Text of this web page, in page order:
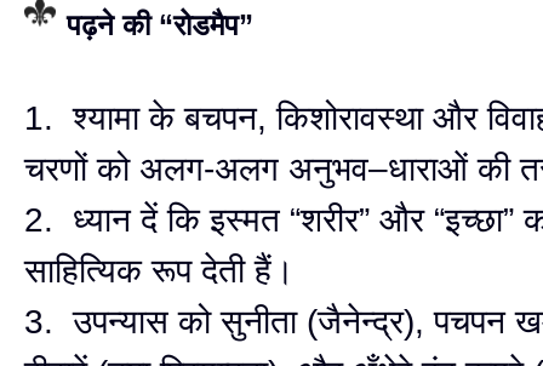
पढ़ने की “रोडमैप”
1. श्यामा के बचपन, किशोरावस्था और
चरणों को अलग-अलग अनुभव–धाराओं की
2. ध्यान दें कि इस्मत “शरीर” और “इच्छा”
साहित्यिक रूप देती हैं।
3. उपन्यास को सुनीता (जैनेन्द्र), पचपन